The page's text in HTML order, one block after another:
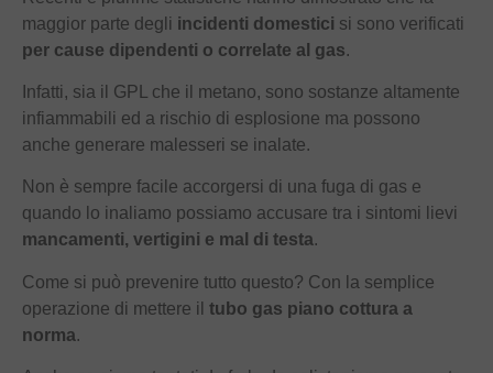
maggior parte degli incidenti domestici si sono verificati
per cause dipendenti o correlate al gas.
Infatti, sia il GPL che il metano, sono sostanze altamente
infiammabili ed a rischio di esplosione ma possono
anche generare malesseri se inalate.
Non è sempre facile accorgersi di una fuga di gas e
quando lo inaliamo possiamo accusare tra i sintomi lievi
mancamenti, vertigini e mal di testa.
Come si può prevenire tutto questo? Con la semplice
operazione di mettere il tubo gas piano cottura a
norma.